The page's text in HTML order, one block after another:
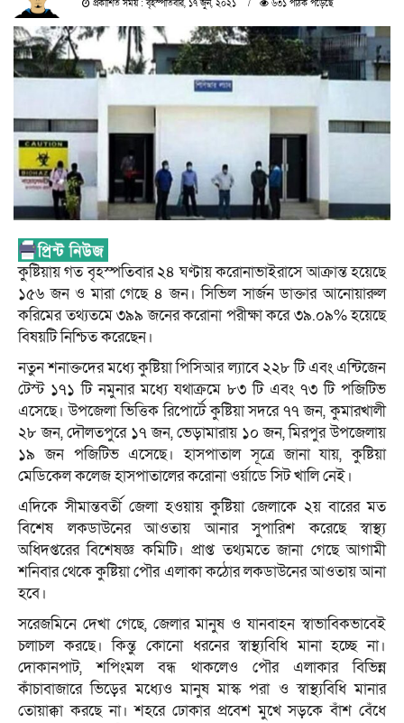
প্রকাশিত সময় : বৃহস্পতিবার, ১৭ জুন, ২০২১ ৬৩১ পাঠক পড়েছে
কুষ্টিয়ায় গত বৃহস্পতিবার ২৪ ঘণ্টায় করোনাভাইরাসে আক্রান্ত হয়েছে
১৫৬ জন ও মারা গেছে ৪ জন। সিভিল সার্জন ডাক্তার আনোয়ারুল
করিমের তথ্যতমে ৩৯৯ জনের করোনা পরীক্ষা করে ৩৯.০৯% হয়েছে
বিষয়টি নিশ্চিত করেছেন।
নতুন শনাক্তদের মধ্যে কুষ্টিয়া পিসিআর ল্যাবে ২২৮ টি এবং এন্টিজেন
টেস্ট ১৭১ টি নমুনার মধ্যে যথাক্রমে ৮৩ টি এবং ৭৩ টি পজিটিভ
এসেছে। উপজেলা ভিত্তিক রিপোর্টে কুষ্টিয়া সদরে ৭৭ জন, কুমারখালী
২৮ জন, দৌলতপুরে ১৭ জন, ভেড়ামারায় ১০ জন, মিরপুর উপজেলায়
১৯ জন পজিটিভ এসেছে। হাসপাতাল সূত্রে জানা যায়, কুষ্টিয়া
মেডিকেল কলেজ হাসপাতালের করোনা ওর্য়াডে সিট খালি নেই।
এদিকে সীমান্তবর্তী জেলা হওয়ায় কুষ্টিয়া জেলাকে ২য় বারের মত
বিশেষ লকডাউনের আওতায় আনার সুপারিশ করেছে স্বাস্থ্য
অধিদপ্তরের বিশেষজ্ঞ কমিটি। প্রাপ্ত তথ্যমতে জানা গেছে আগামী
শনিবার থেকে কুষ্টিয়া পৌর এলাকা কঠোর লকডাউনের আওতায় আনা
হবে।
সরেজমিনে দেখা গেছে, জেলার মানুষ ও যানবাহন স্বাভাবিকভাবেই
চলাচল করছে। কিন্তু কোনো ধরনের স্বাস্থ্যবিধি মানা হচ্ছে না।
দোকানপাট, শপিংমল বন্ধ থাকলেও পৌর এলাকার বিভিন্ন
কাঁচাবাজারে ভিড়ের মধ্যেও মানুষ মাস্ক পরা ও স্বাস্থ্যবিধি মানার
তোয়াক্কা করছে না।‌ শহরে ঢোকার প্রবেশ মুখে সড়কে বাঁশ বেঁধে